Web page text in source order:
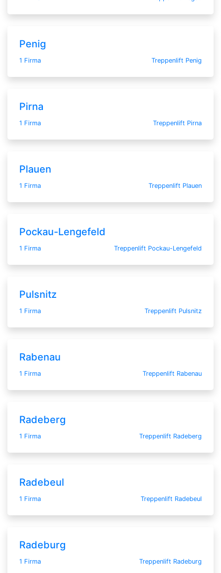
Penig
1 Firma Treppenlift Penig
Pirna
1 Firma Treppenlift Pirna
Plauen
1 Firma Treppenlift Plauen
Pockau-Lengefeld
1 Firma Treppenlift Pockau-Lengefeld
Pulsnitz
1 Firma Treppenlift Pulsnitz
Rabenau
1 Firma Treppenlift Rabenau
Radeberg
1 Firma Treppenlift Radeberg
Radebeul
1 Firma Treppenlift Radebeul
Radeburg
1 Firma Treppenlift Radeburg